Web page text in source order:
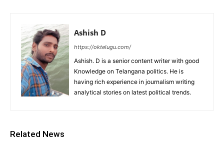
Ashish D
https://oktelugu.com/
Ashish. D is a senior content writer with good
Knowledge on Telangana politics. He is
having rich experience in journalism writing
analytical stories on latest political trends.
Related News